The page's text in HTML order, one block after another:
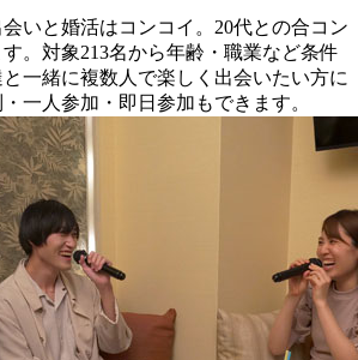
いと婚活はコンコイ。20代との合コン
。対象213名から年齢・職業など条件
一緒に複数人で楽しく出会いたい方に
一人参加・即日参加もできます。